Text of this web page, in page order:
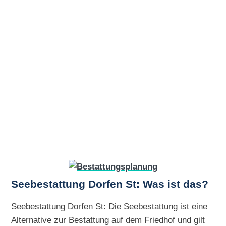
Seebestattung Dorfen St: Was ist das?
Seebestattung Dorfen St: Die Seebestattung ist eine
Alternative zur Bestattung auf dem Friedhof und gilt